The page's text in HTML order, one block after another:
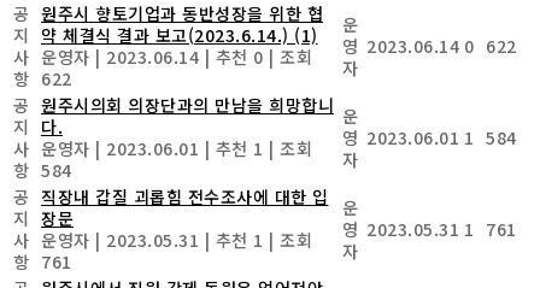
공
지
사
항
원주시 향토기업과 동반성장을 위한 협
약 체결식 결과 보고(2023.6.14.) (1)
운영자 | 2023.06.14 | 추천 0 | 조회
622
운
영
자
2023.06.14 0 622
공
지
사
항
원주시의회 의장단과의 만남을 희망합니
다.
운영자 | 2023.06.01 | 추천 1 | 조회
584
운
영
자
2023.06.01 1 584
공
지
사
항
직장내 갑질 괴롭힘 전수조사에 대한 입
장문
운영자 | 2023.05.31 | 추천 1 | 조회
761
운
영
자
2023.05.31 1 761